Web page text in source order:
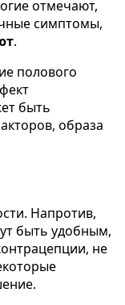
отмечают,
симптомы,
.
полового
быть
образа
Напротив,
быть удобным,
не